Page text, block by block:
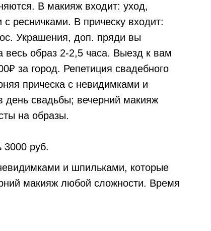
В макияж входит: уход,
ресничками. В прическу входит:
Украшения, доп. пряди вы
образ 2-2,5 часа. Выезд к вам
за город. Репетиция свадебного
прическа с невидимками и
день свадьбы; вечерний макияж
на образы.
3000 руб.
и шпильками, которые
макияж любой сложности. Время